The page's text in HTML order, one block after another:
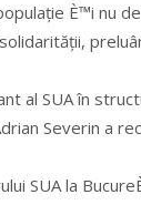
È™i nu
al SUA în
Severin a
SUA la